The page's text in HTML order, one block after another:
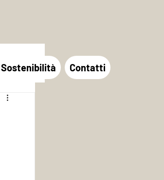
Sostenibilità Contatti